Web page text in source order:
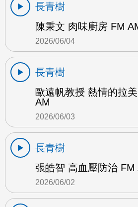
長青樹
陳秉文 肉味廚房 FM
2026/06/04
長青樹
歐遠帆教授 熱情的拉
AM
2026/06/03
長青樹
張皓智 高血壓防治 FM
2026/06/02